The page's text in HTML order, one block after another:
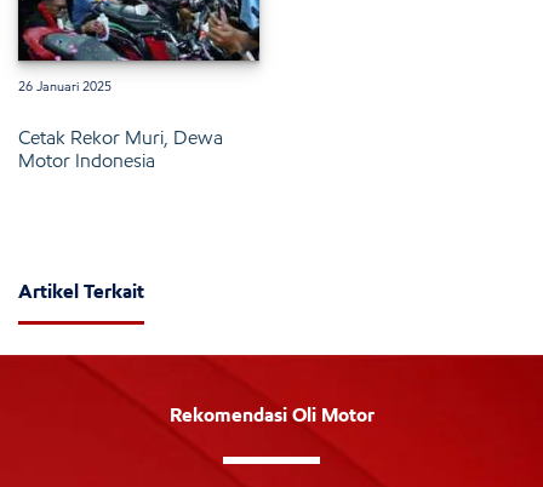
26 Januari 2025
Cetak Rekor Muri, Dewa
Motor Indonesia
Artikel Terkait
Rekomendasi Oli Motor